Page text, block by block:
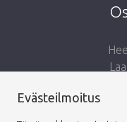
Evästeilmoitus